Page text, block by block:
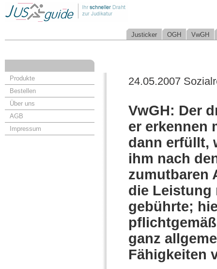
Justicker OGH VwGH
Produkte
Bestellen
Über uns
AGB
Impressum
24.05.2007
VwGH: Der
er erkennen
dann erfüllt,
ihm nach
zumutbaren
die Leistung
gebührte;
ganz
Fähigkeiten